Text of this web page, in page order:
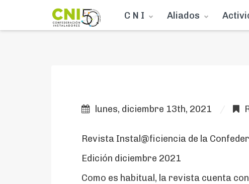
C N I Aliados
lunes, diciembre 13th, 2021
Revista Instal@ficiencia de la
Edición diciembre 2021
Como es habitual, la revista cuenta